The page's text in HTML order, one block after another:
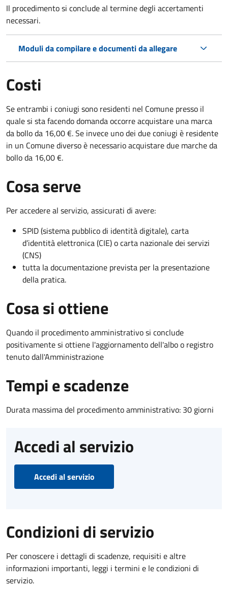
Il procedimento si conclude al termine degli accertamenti
necessari.
Moduli da compilare e documenti da allegare
Costi
Se entrambi i coniugi sono residenti nel Comune presso il
quale si sta facendo domanda occorre acquistare una marca
da bollo da 16,00 €. Se invece uno dei due coniugi è residente
in un Comune diverso è necessario acquistare due marche da
bollo da 16,00 €.
Cosa serve
Per accedere al servizio, assicurati di avere:
SPID (sistema pubblico di identità digitale), carta
d’identità elettronica (CIE) o carta nazionale dei servizi
(CNS)
tutta la documentazione prevista per la presentazione
della pratica.
Cosa si ottiene
Quando il procedimento amministrativo si conclude
positivamente si ottiene l'aggiornamento dell'albo o registro
tenuto dall'Amministrazione
Tempi e scadenze
Durata massima del procedimento amministrativo: 30 giorni
Accedi al servizio
Accedi al servizio
Condizioni di servizio
Per conoscere i dettagli di scadenze, requisiti e altre
informazioni importanti, leggi i termini e le condizioni di
servizio.